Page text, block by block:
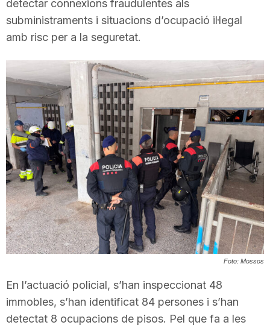
u
t
a
t
d
e
T
r
detectar connexions fraudulentes als
subministraments i situacions d’ocupació il·legal
amb risc per a la seguretat.
Foto: Mossos
En l’actuació policial, s’han inspeccionat 48
immobles, s’han identificat 84 persones i s’han
detectat 8 ocupacions de pisos. Pel que fa a les